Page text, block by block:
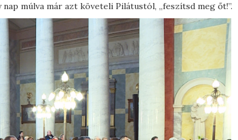
múlva már azt követeli Pilátustól, „feszítsd meg őt!”.